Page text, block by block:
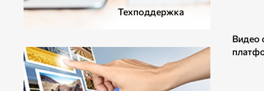
Техподдержка
Видео